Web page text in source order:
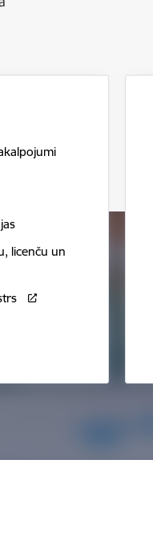
licenču un